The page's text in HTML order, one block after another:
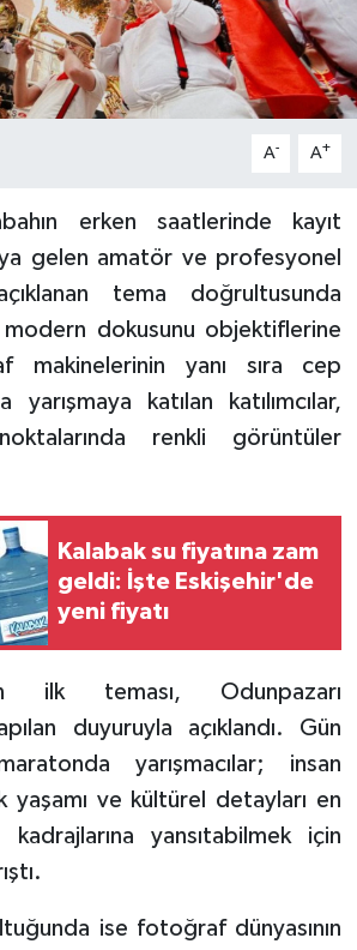
A- A+
erken saatlerinde kayıt
gelen amatör ve profesyonel
tema doğrultusunda
dokusunu objektiflerine
makinelerinin yanı sıra cep
yarışmaya katılan katılımcılar,
renkli görüntüler
Kalabak su fiyatına zam
geldi: İşte Eskişehir'de
yeni fiyatı
ilk teması, Odunpazarı
duyuruyla açıklandı. Gün
yarışmacılar; insan
yaşamı ve kültürel detayları en
kadrajlarına yansıtabilmek için
ise fotoğraf dünyasının